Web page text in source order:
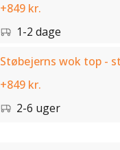
+849 kr.
1-2 dage
Støbejerns wok top -
+849 kr.
2-6 uger